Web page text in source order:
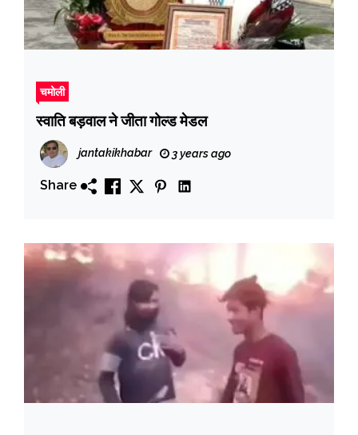
चमोली
स्वाति बड़वाल ने जीता गोल्ड मेडल
jantakikhabar 3 years ago
Share